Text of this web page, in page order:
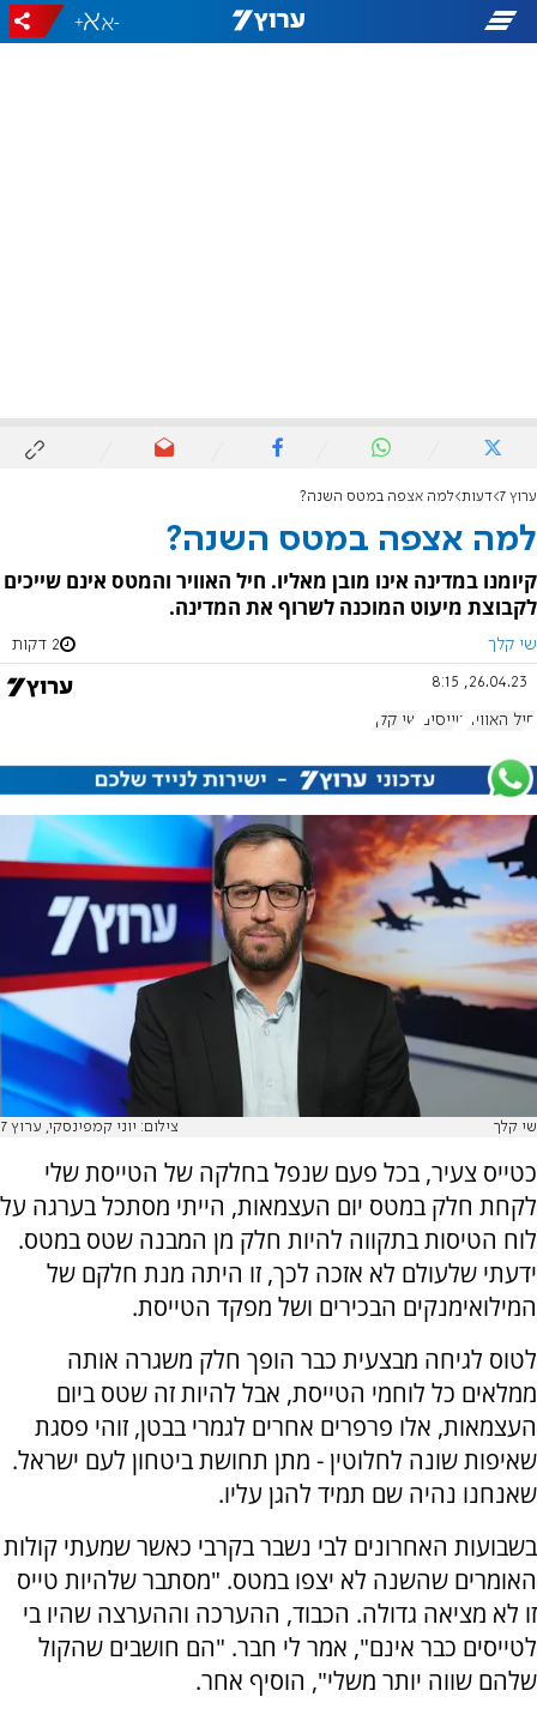
-
+
ערוץ 7 דעות למה אצפה במטס השנה?
למה אצפה במטס השנה?
קיומנו במדינה אינו מובן מאליו. חיל האוויר והמטס אינם שייכים
לקבוצת מיעוט המוכנה לשרוף את המדינה.
שי קלך 2 דקות
26.04.23, 8:15
חיל האוויר טייסים שי קלך
שי קלך צילום: יוני קמפינסקי, ערוץ 7
כטייס צעיר, בכל פעם שנפל בחלקה של הטייסת שלי
לקחת חלק במטס יום העצמאות, הייתי מסתכל בערגה על
לוח הטיסות בתקווה להיות חלק מן המבנה שטס במטס.
ידעתי שלעולם לא אזכה לכך, זו היתה מנת חלקם של
המילואימנקים הבכירים ושל מפקד הטייסת.
לטוס לגיחה מבצעית כבר הופך חלק משגרה אותה
ממלאים כל לוחמי הטייסת, אבל להיות זה שטס ביום
העצמאות, אלו פרפרים אחרים לגמרי בבטן, זוהי פסגת
שאיפות שונה לחלוטין - מתן תחושת ביטחון לעם ישראל.
שאנחנו נהיה שם תמיד להגן עליו.
בשבועות האחרונים לבי נשבר בקרבי כאשר שמעתי קולות
האומרים שהשנה לא יצפו במטס. "מסתבר שלהיות טייס
זו לא מציאה גדולה. הכבוד, ההערכה וההערצה שהיו בי
לטייסים כבר אינם", אמר לי חבר. "הם חושבים שהקול
שלהם שווה יותר משלי", הוסיף אחר.